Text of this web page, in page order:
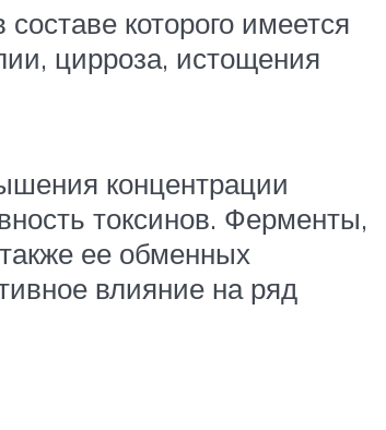
которого имеется
цирроза, истощения
концентрации
токсинов. Ферменты,
ее обменных
влияние на ряд